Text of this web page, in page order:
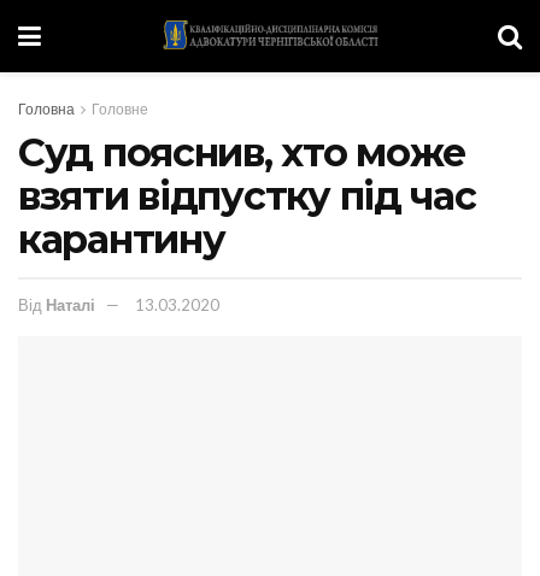
Головна Головне
Суд пояснив, хто може
взяти відпустку під час
карантину
Від Наталі 13.03.2020